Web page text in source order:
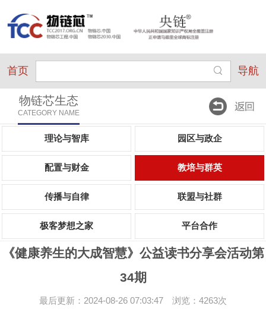
首页 导航
物链芯生态
CATEGORY NAME
理论与智库 园区与政企
配置与财金 教培与群英
传播与自律 联盟与社群
极客梦想之家 平台合作
《健康养生的大成智慧》公益读书分享会活动第
34期
最后更新：2024-08-26 07:03:47 浏览：4263次